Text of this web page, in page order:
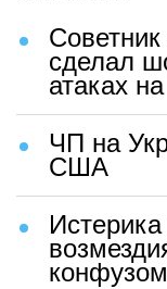
сделал
атаках
ЧП на
США